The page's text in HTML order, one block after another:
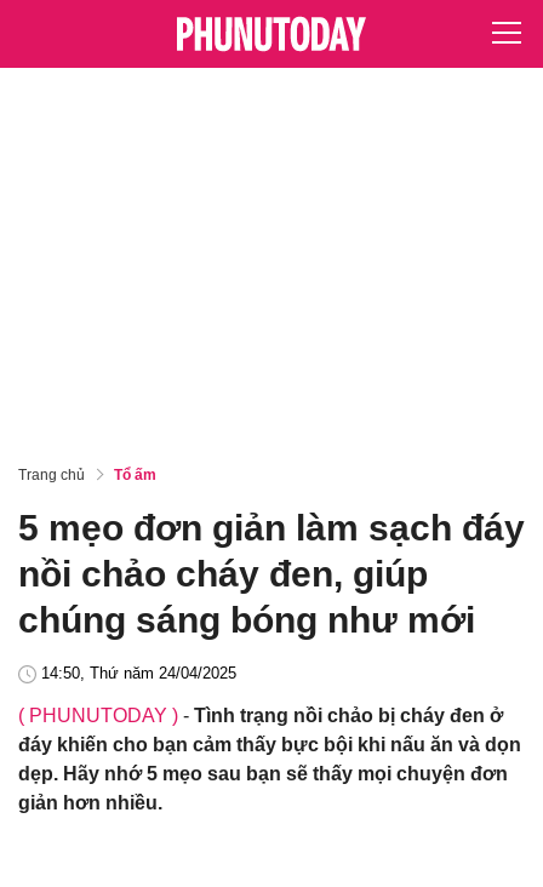
Trang chủ Tổ ấm
5 mẹo đơn giản làm sạch đáy
nồi chảo cháy đen, giúp
chúng sáng bóng như mới
14:50, Thứ năm 24/04/2025
( PHUNUTODAY ) - Tình trạng nồi chảo bị cháy đen ở
đáy khiến cho bạn cảm thấy bực bội khi nấu ăn và dọn
dẹp. Hãy nhớ 5 mẹo sau bạn sẽ thấy mọi chuyện đơn
giản hơn nhiều.